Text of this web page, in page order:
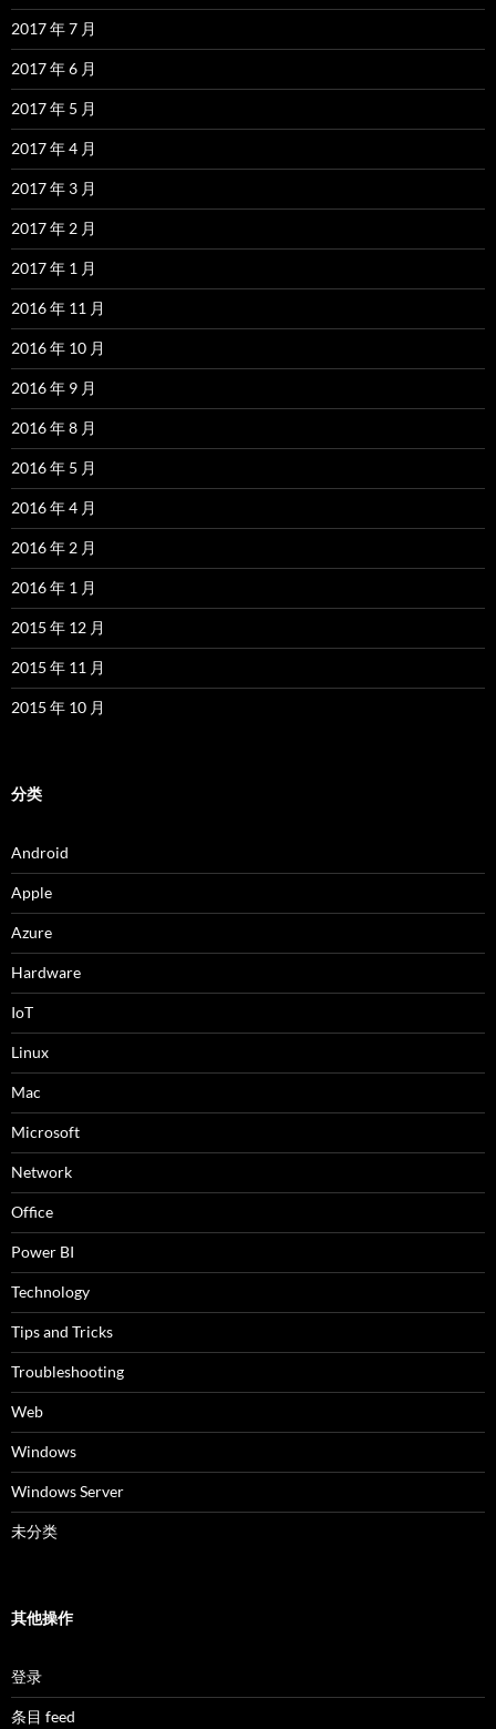
2017 年 7 月
2017 年 6 月
2017 年 5 月
2017 年 4 月
2017 年 3 月
2017 年 2 月
2017 年 1 月
2016 年 11 月
2016 年 10 月
2016 年 9 月
2016 年 8 月
2016 年 5 月
2016 年 4 月
2016 年 2 月
2016 年 1 月
2015 年 12 月
2015 年 11 月
2015 年 10 月
分类
Android
Apple
Azure
Hardware
IoT
Linux
Mac
Microsoft
Network
Office
Power BI
Technology
Tips and Tricks
Troubleshooting
Web
Windows
Windows Server
未分类
其他操作
登录
条目 feed